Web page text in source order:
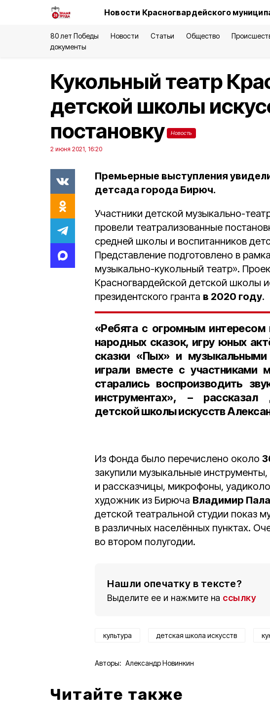
Новости Красногвардейского
80 лет Победы Новости Статьи Общество
документы
Кукольный театр
детской школы
постановку
Новость
2 июня 2021, 16:20
Премьерные выступления
детсада города Бирюч.
Участники детской музыкально-
провели театрализованные
средней школы и воспитанников
Представление подготовлено в
музыкально-кукольный театр».
Красногвардейской детской школы
президентского гранта в 2020 году.
«Ребята с огромным интересом
народных сказок, игру юных
сказки «Пых» и музыкальными
играли вместе с участниками
старались воспроизводить
инструментах», – рассказал
детской школы искусств
Из Фонда было перечислено около
закупили музыкальные
и рассказчицы, микрофоны,
художник из Бирюча Владимир
детской театральной студии показ
в различных населённых пунктах.
во втором полугодии.
Нашли опечатку в тексте?
Выделите ее и нажмите на ссылку
культура детская школа искусств
Авторы: Александр Новинкин
Читайте также